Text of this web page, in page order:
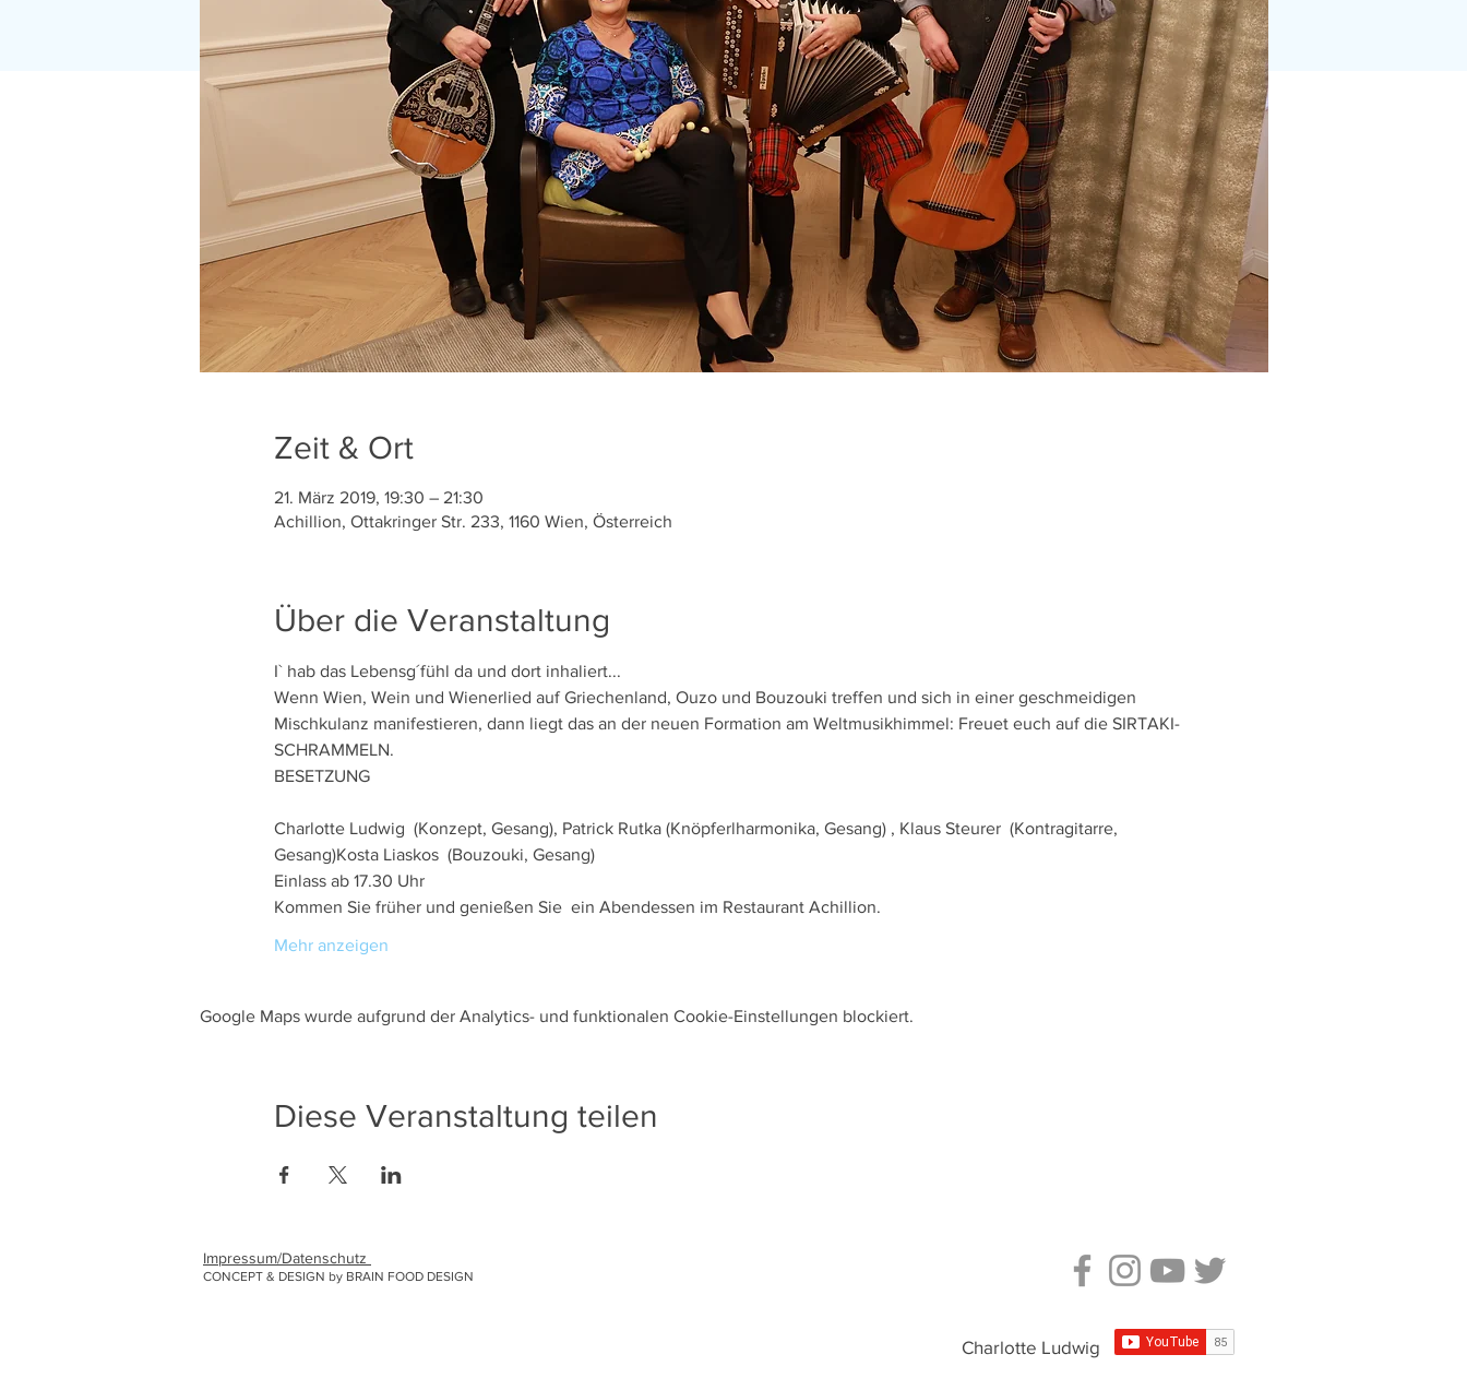
Zeit & Ort
21. März 2019, 19:30 – 21:30
Achillion, Ottakringer Str. 233, 1160 Wien, Österreich
Über die Veranstaltung
Wenn Wien, Wein und Wienerlied auf Griechenland, Ouzo und Bouzouki treffen und sich in einer geschmeidigen
Mischkulanz manifestieren, dann liegt das an der neuen Formation am Weltmusikhimmel: Freuet euch auf die SIRTAKI-
BESETZUNG
Charlotte Ludwig  (Konzept, Gesang), Patrick Rutka (Knöpferlharmonika, Gesang) , Klaus Steurer  (Kontragitarre,
Gesang)Kosta Liaskos  (Bouzouki, Gesang)
Einlass ab 17.30 Uhr
Kommen Sie früher und genießen Sie  ein Abendessen im Restaurant Achillion.
Mehr anzeigen
Google Maps wurde aufgrund der Analytics- und funktionalen Cookie-Einstellungen blockiert.
Diese Veranstaltung teilen
Impressum/Datenschutz
CONCEPT & DESIGN by BRAIN FOOD DESIGN
Charlotte Ludwig